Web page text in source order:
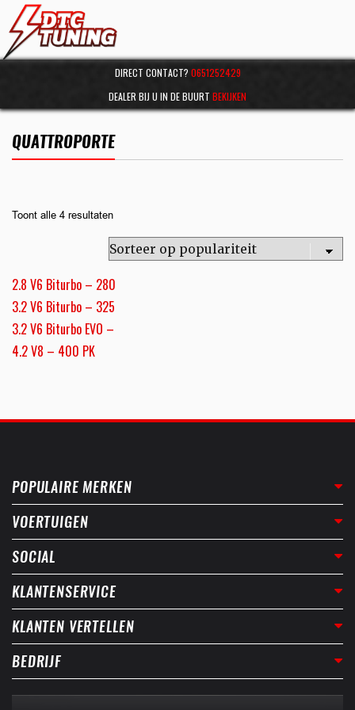
DIRECT CONTACT? 0651252429
DEALER BIJ U IN DE BUURT BEKIJKEN
QUATTROPORTE
Toont alle 4 resultaten
2.8 V6 Biturbo – 280
3.2 V6 Biturbo – 325
3.2 V6 Biturbo EVO –
4.2 V8 – 400 PK
POPULAIRE MERKEN
VOERTUIGEN
SOCIAL
KLANTENSERVICE
KLANTEN VERTELLEN
BEDRIJF